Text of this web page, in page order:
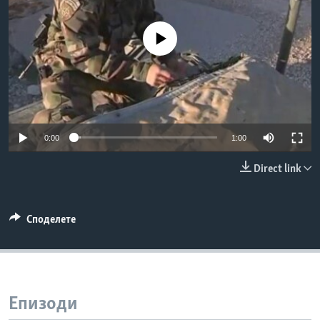
ИНТЕРВЈУА
Јазици
No media source currently available
0:00 1:00
Direct link
Споделете
Епизоди